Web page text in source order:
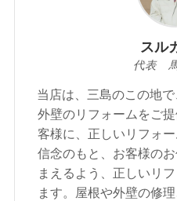
スル
代表
当店は、三島のこの地
外壁のリフォームをご
客様に、正しいリフォ
信念のもと、お客様の
まえるよう、正しいリ
ます。屋根や外壁の修